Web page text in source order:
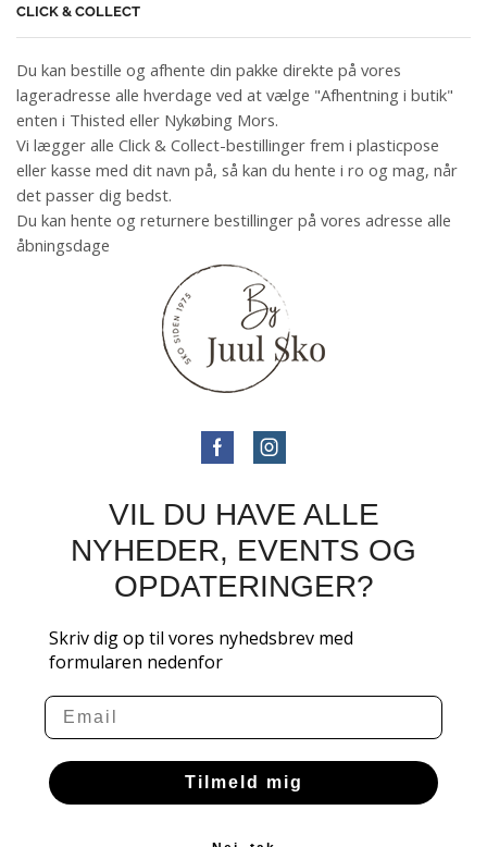
CLICK & COLLECT
Du kan bestille og afhente din pakke direkte på vores
lageradresse alle hverdage ved at vælge "Afhentning i butik"
enten i Thisted eller Nykøbing Mors.
Vi lægger alle Click & Collect-bestillinger frem i plasticpose
eller kasse med dit navn på, så kan du hente i ro og mag, når
det passer dig bedst.
Du kan hente og returnere bestillinger på vores adresse alle
åbningsdage
VIL DU HAVE ALLE
NYHEDER, EVENTS OG
OPDATERINGER?
Skriv dig op til vores nyhedsbrev med
formularen nedenfor
Email
Tilmeld mig